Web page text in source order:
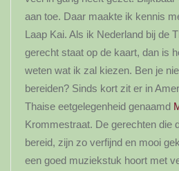
aan toe. Daar maakte ik kennis
Laap Kai. Als ik Nederland bij de
gerecht staat op de kaart, dan is
weten wat ik zal kiezen. Ben je
bereiden? Sinds kort zit er in
Thaise eetgelegenheid genaamd
Krommestraat. De gerechten die
bereid, zijn zo verfijnd en mooi
een goed muziekstuk hoort met